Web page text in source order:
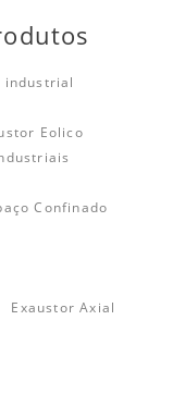
industrial
Eolico
Confinado
Exaustor Axial